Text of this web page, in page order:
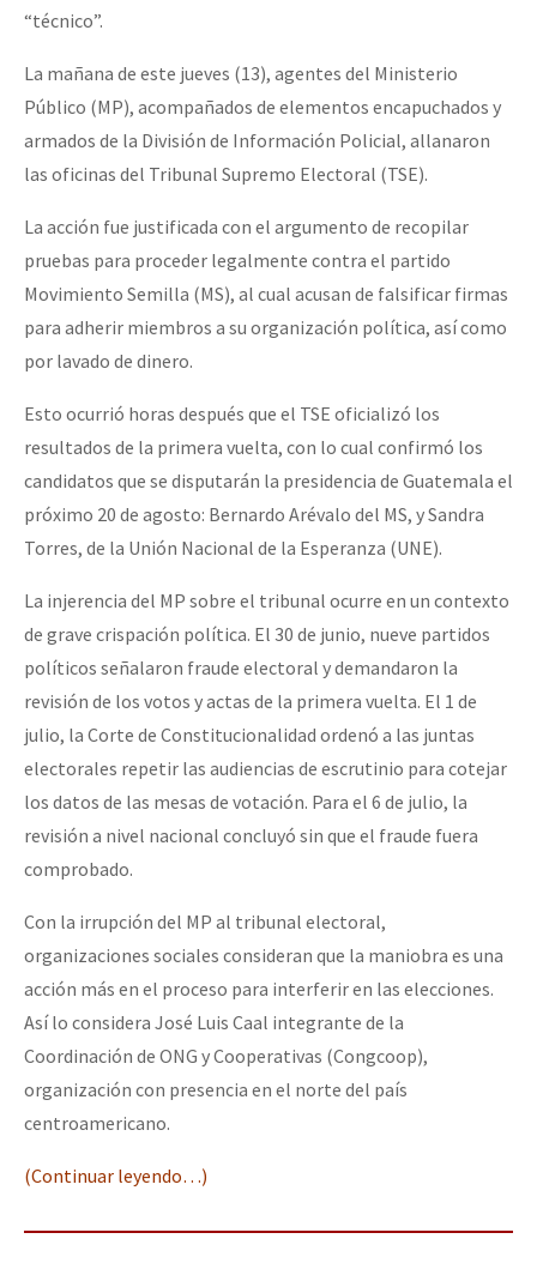
“técnico”.
La mañana de este jueves (13), agentes del Ministerio
Público (MP), acompañados de elementos encapuchados y
armados de la División de Información Policial, allanaron
las oficinas del Tribunal Supremo Electoral (TSE).
La acción fue justificada con el argumento de recopilar
pruebas para proceder legalmente contra el partido
Movimiento Semilla (MS), al cual acusan de falsificar firmas
para adherir miembros a su organización política, así como
por lavado de dinero.
Esto ocurrió horas después que el TSE oficializó los
resultados de la primera vuelta, con lo cual confirmó los
candidatos que se disputarán la presidencia de Guatemala el
próximo 20 de agosto: Bernardo Arévalo del MS, y Sandra
Torres, de la Unión Nacional de la Esperanza (UNE).
La injerencia del MP sobre el tribunal ocurre en un contexto
de grave crispación política. El 30 de junio, nueve partidos
políticos señalaron fraude electoral y demandaron la
revisión de los votos y actas de la primera vuelta. El 1 de
julio, la Corte de Constitucionalidad ordenó a las juntas
electorales repetir las audiencias de escrutinio para cotejar
los datos de las mesas de votación. Para el 6 de julio, la
revisión a nivel nacional concluyó sin que el fraude fuera
comprobado.
Con la irrupción del MP al tribunal electoral,
organizaciones sociales consideran que la maniobra es una
acción más en el proceso para interferir en las elecciones.
Así lo considera José Luis Caal integrante de la
Coordinación de ONG y Cooperativas (Congcoop),
organización con presencia en el norte del país
centroamericano.
(Continuar leyendo…)